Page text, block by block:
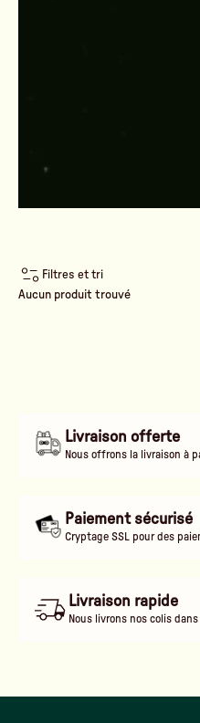
Filtres et tri
Aucun produit trouvé
Livraison offerte
Nous offrons la livraison à
Paiement sécurisé
Cryptage SSL pour des
Livraison rapide
Nous livrons nos colis